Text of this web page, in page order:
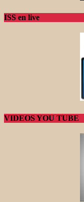
ISS en live
VIDEOS YOU TUBE